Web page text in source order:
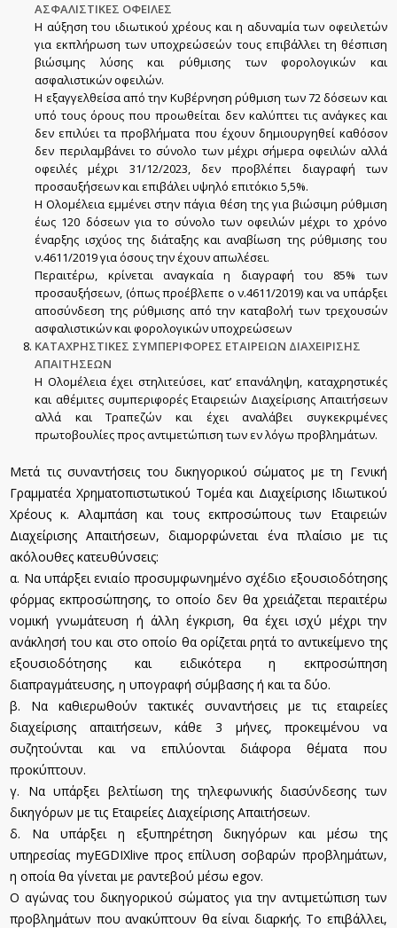
ΑΣΦΑΛΙΣΤΙΚΕΣ ΟΦΕΙΛΕΣ
Η αύξηση του ιδιωτικού χρέους και η αδυναμία των οφειλετών
για εκπλήρωση των υποχρεώσεών τους επιβάλλει τη θέσπιση
βιώσιμης λύσης και ρύθμισης των φορολογικών και
ασφαλιστικών οφειλών.
Η εξαγγελθείσα από την Κυβέρνηση ρύθμιση των 72 δόσεων και
υπό τους όρους που προωθείται δεν καλύπτει τις ανάγκες και
δεν επιλύει τα προβλήματα που έχουν δημιουργηθεί καθόσον
δεν περιλαμβάνει το σύνολο των μέχρι σήμερα οφειλών αλλά
οφειλές μέχρι 31/12/2023, δεν προβλέπει διαγραφή των
προσαυξήσεων και επιβάλει υψηλό επιτόκιο 5,5%.
Η Ολομέλεια εμμένει στην πάγια θέση της για βιώσιμη ρύθμιση
έως 120 δόσεων για το σύνολο των οφειλών μέχρι το χρόνο
έναρξης ισχύος της διάταξης και αναβίωση της ρύθμισης του
ν.4611/2019 για όσους την έχουν απωλέσει.
Περαιτέρω, κρίνεται αναγκαία η διαγραφή του 85% των
προσαυξήσεων, (όπως προέβλεπε ο ν.4611/2019) και να υπάρξει
αποσύνδεση της ρύθμισης από την καταβολή των τρεχουσών
ασφαλιστικών και φορολογικών υποχρεώσεων
ΚΑΤΑΧΡΗΣΤΙΚΕΣ ΣΥΜΠΕΡΙΦΟΡΕΣ ΕΤΑΙΡΕΙΩΝ ΔΙΑΧΕΙΡΙΣΗΣ
ΑΠΑΙΤΗΣΕΩΝ
Η Ολομέλεια έχει στηλιτεύσει, κατ’ επανάληψη, καταχρηστικές
και αθέμιτες συμπεριφορές Εταιρειών Διαχείρισης Απαιτήσεων
αλλά και Τραπεζών και έχει αναλάβει συγκεκριμένες
πρωτοβουλίες προς αντιμετώπιση των εν λόγω προβλημάτων.
Μετά τις συναντήσεις του δικηγορικού σώματος με τη Γενική
Γραμματέα Χρηματοπιστωτικού Τομέα και Διαχείρισης Ιδιωτικού
Χρέους κ. Αλαμπάση και τους εκπροσώπους των Εταιρειών
Διαχείρισης Απαιτήσεων, διαμορφώνεται ένα πλαίσιο με τις
ακόλουθες κατευθύνσεις:
α. Να υπάρξει ενιαίο προσυμφωνημένο σχέδιο εξουσιοδότησης
φόρμας εκπροσώπησης, το οποίο δεν θα χρειάζεται περαιτέρω
νομική γνωμάτευση ή άλλη έγκριση, θα έχει ισχύ μέχρι την
ανάκλησή του και στο οποίο θα ορίζεται ρητά το αντικείμενο της
εξουσιοδότησης και ειδικότερα η εκπροσώπηση
διαπραγμάτευσης, η υπογραφή σύμβασης ή και τα δύο.
β. Να καθιερωθούν τακτικές συναντήσεις με τις εταιρείες
διαχείρισης απαιτήσεων, κάθε 3 μήνες, προκειμένου να
συζητούνται και να επιλύονται διάφορα θέματα που
προκύπτουν.
γ. Να υπάρξει βελτίωση της τηλεφωνικής διασύνδεσης των
δικηγόρων με τις Εταιρείες Διαχείρισης Απαιτήσεων.
δ. Να υπάρξει η εξυπηρέτηση δικηγόρων και μέσω της
υπηρεσίας myEGDIXlive προς επίλυση σοβαρών προβλημάτων,
η οποία θα γίνεται με ραντεβού μέσω egov.
Ο αγώνας του δικηγορικού σώματος για την αντιμετώπιση των
προβλημάτων που ανακύπτουν θα είναι διαρκής. Το επιβάλλει,